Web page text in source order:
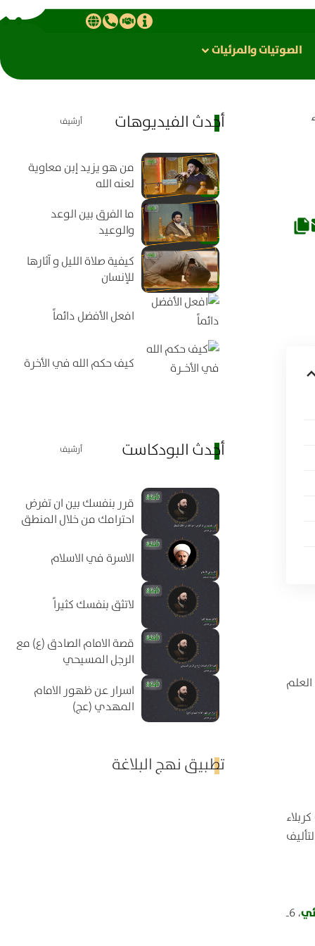
الصوتیات والمرئیات
، 6ـ
أحدث الفيديوهات أرشيف
من هو يزيد إبن معاوية
لعنه الله
ما الفرق بين الوعد
والوعيد
كيفية صلاة الليل و آثارها
للإنسان
افعل الأفضل دائماً
كيف حكم الله في الأخرة
أحدث البودكاست أرشيف
قرر بنفسك بين ان تفرض
احترامك من خلال المنطق
الاسرة في الاسلام
لاتثق بنفسك كثيراً
قصة الامام الصادق (ع) مع
الرجل المسيحي
اسرار عن ظهور الامام
المهدي (عج)
تطبيق نهج البلاغة